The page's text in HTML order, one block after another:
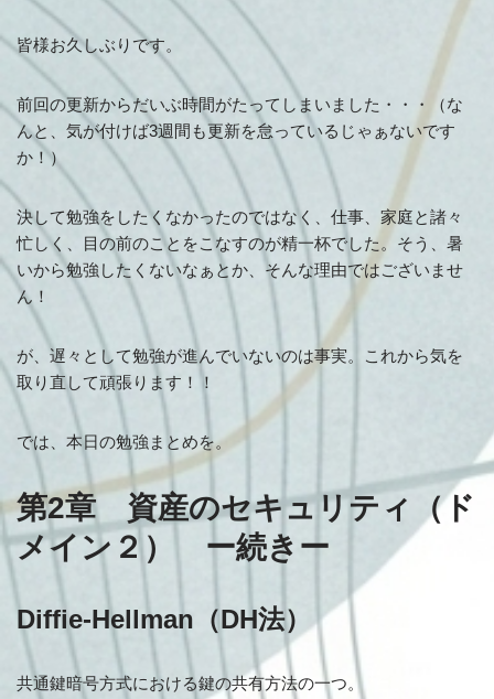
皆様お久しぶりです。
前回の更新からだいぶ時間がたってしまいました・・・（な
んと、気が付けば3週間も更新を怠っているじゃぁないです
か！）
決して勉強をしたくなかったのではなく、仕事、家庭と諸々
忙しく、目の前のことをこなすのが精一杯でした。そう、暑
いから勉強したくないなぁとか、そんな理由ではございませ
ん！
が、遅々として勉強が進んでいないのは事実。これから気を
取り直して頑張ります！！
では、本日の勉強まとめを。
第2章 資産のセキュリティ（ド
メイン２） ー続きー
Diffie-Hellman（DH法）
共通鍵暗号方式における鍵の共有方法の一つ。